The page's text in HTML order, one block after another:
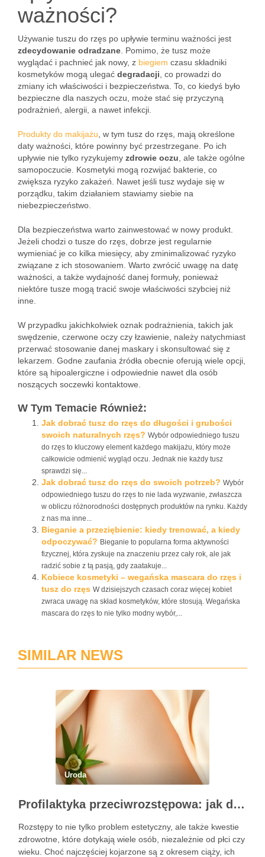
ważności?
Używanie tuszu do rzęs po upływie terminu ważności jest
zdecydowanie odradzane . Pomimo, że tusz może
wyglądać i pachnieć jak nowy, z biegiem czasu składniki
kosmetyków mogą ulegać degradacji , co prowadzi do
zmiany ich właściwości i bezpieczeństwa. To, co kiedyś było
bezpieczne dla naszych oczu, może stać się przyczyną
podrażnień, alergii, a nawet infekcji.
Produkty do makijażu , w tym tusz do rzęs, mają określone
daty ważności, które powinny być przestrzegane. Po ich
upływie nie tylko ryzykujemy zdrowie oczu , ale także ogólne
samopoczucie. Kosmetyki mogą rozwijać bakterie, co
zwiększa ryzyko zakażeń. Nawet jeśli tusz wydaje się w
porządku, takim działaniem stawiamy siebie na
niebezpieczeństwo.
Dla bezpieczeństwa warto zainwestować w nowy produkt.
Jeżeli chodzi o tusze do rzęs, dobrze jest regularnie
wymieniać je co kilka miesięcy, aby zminimalizować ryzyko
związane z ich stosowaniem. Warto zwrócić uwagę na datę
ważności, a także wydajność danej formuły, ponieważ
niektóre tusze mogą tracić swoje właściwości szybciej niż
inne.
W przypadku jakichkolwiek oznak podrażnienia, takich jak
swędzenie, czerwone oczy czy łzawienie, należy natychmiast
przerwać stosowanie danej maskary i skonsultować się z
lekarzem. Godne zaufania źródła obecnie oferują wiele opcji,
które są hipoalergiczne i odpowiednie nawet dla osób
noszących soczewki kontaktowe.
W Tym Temacie Również:
Jak dobrać tusz do rzęs do długości i grubości
swoich naturalnych rzęs? Wybór odpowiedniego tuszu
do rzęs to kluczowy element każdego makijażu, który może
całkowicie odmienić wygląd oczu. Jednak nie każdy tusz
sprawdzi się...
Jak dobrać tusz do rzęs do swoich potrzeb? Wybór
odpowiedniego tuszu do rzęs to nie lada wyzwanie, zwłaszcza
w obliczu różnorodności dostępnych produktów na rynku. Każdy
z nas ma inne...
Bieganie a przeziębienie: kiedy trenować, a kiedy
odpoczywać? Bieganie to popularna forma aktywności
fizycznej, która zyskuje na znaczeniu przez cały rok, ale jak
radzić sobie z tą pasją, gdy zaatakuje...
Kobiece kosmetyki – wegańska mascara do rzęs i
tusz do rzęs W dzisiejszych czasach coraz więcej kobiet
zwraca uwagę na skład kosmetyków, które stosują. Wegańska
mascara do rzęs to nie tylko modny wybór,...
SIMILAR NEWS
Uroda
Profilaktyka przeciwrozstępowa: jak dbać o skórę skutecznie?
Rozstępy to nie tylko problem estetyczny, ale także kwestie
zdrowotne, które dotykają wiele osób, niezależnie od płci czy
wieku. Choć najczęściej kojarzone są z okresem ciąży, ich